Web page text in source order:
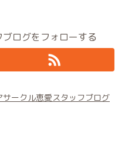
ログをフォローする
サークル恵愛スタッフブログ